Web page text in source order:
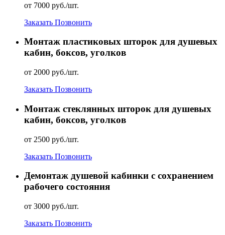
от 7000 руб./шт.
Заказать Позвонить
Монтаж пластиковых шторок для душевых
кабин, боксов, уголков
от 2000 руб./шт.
Заказать Позвонить
Монтаж стеклянных шторок для душевых
кабин, боксов, уголков
от 2500 руб./шт.
Заказать Позвонить
Демонтаж душевой кабинки с сохранением
рабочего состояния
от 3000 руб./шт.
Заказать Позвонить